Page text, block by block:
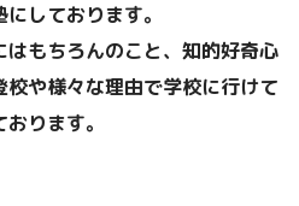
しております。
もちろんのこと、知的好奇心
や様々な理由で学校に行けて
ります。